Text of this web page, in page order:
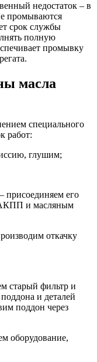
недостаток – в
промываются
срок службы
полную
промывку
масла
специального
работ:
глушим;
присоединяем его
АКПП и масляным
откачку
старый фильтр и
и деталей
поддон через
оборудование,